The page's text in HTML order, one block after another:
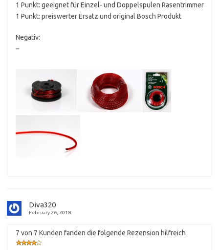
1 Punkt: geeignet für Einzel- und Doppelspulen Rasentrimmer
1 Punkt: preiswerter Ersatz und original Bosch Produkt
Negativ:
–
Diva320
February 26, 2018
7 von 7 Kunden fanden die folgende Rezension hilfreich